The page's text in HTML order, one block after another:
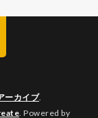
ーカイブ.
. Powered by